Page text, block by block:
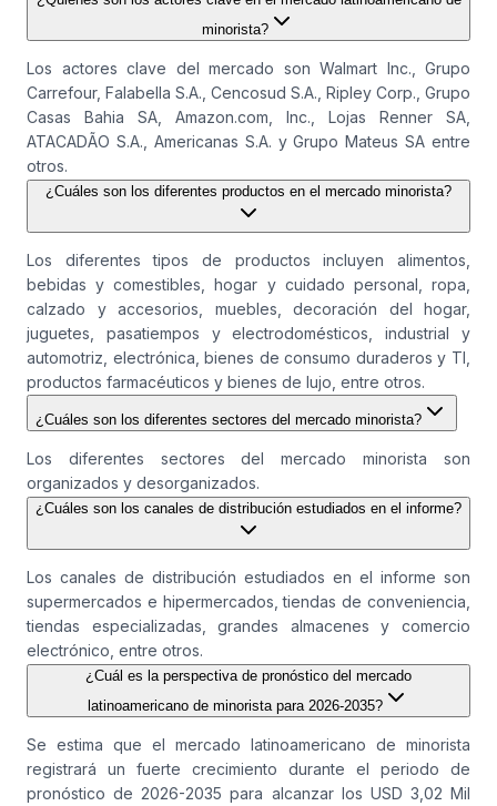
minorista?
Los actores clave del mercado son Walmart Inc., Grupo
Carrefour, Falabella S.A., Cencosud S.A., Ripley Corp., Grupo
Casas Bahia SA, Amazon.com, Inc., Lojas Renner SA,
ATACADÃO S.A., Americanas S.A. y Grupo Mateus SA entre
otros.
¿Cuáles son los diferentes productos en el mercado minorista?
Los diferentes tipos de productos incluyen alimentos,
bebidas y comestibles, hogar y cuidado personal, ropa,
calzado y accesorios, muebles, decoración del hogar,
juguetes, pasatiempos y electrodomésticos, industrial y
automotriz, electrónica, bienes de consumo duraderos y TI,
productos farmacéuticos y bienes de lujo, entre otros.
¿Cuáles son los diferentes sectores del mercado minorista?
Los diferentes sectores del mercado minorista son
organizados y desorganizados.
¿Cuáles son los canales de distribución estudiados en el informe?
Los canales de distribución estudiados en el informe son
supermercados e hipermercados, tiendas de conveniencia,
tiendas especializadas, grandes almacenes y comercio
electrónico, entre otros.
¿Cuál es la perspectiva de pronóstico del mercado
latinoamericano de minorista para 2026-2035?
Se estima que el mercado latinoamericano de minorista
registrará un fuerte crecimiento durante el periodo de
pronóstico de 2026-2035 para alcanzar los USD 3,02 Mil